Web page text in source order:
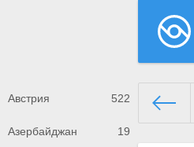
Австрия 522
Азербайджан 19